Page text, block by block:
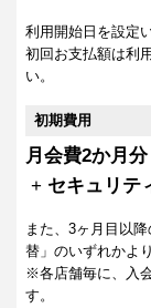
利用開始日を設定
初回お支払額は利
い。
初期費用
月会費2か月
+ セキュリテ
また、3ヶ月目以
替」のいずれかよ
※各店舗毎に、入
す。